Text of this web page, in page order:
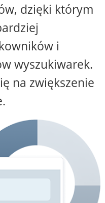
dzięki którym
i
wyszukiwarek.
na zwiększenie